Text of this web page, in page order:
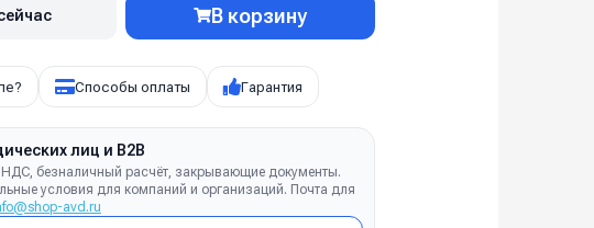
В корзину
Способы оплаты Гарантия
лиц и B2B
НДС, безналичный расчёт, закрывающие документы.
условия для компаний и организаций. Почта для
avd.ru